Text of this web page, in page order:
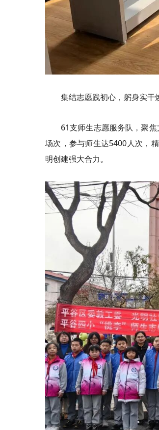
集结志愿践初心，躬身实干
61支师生志愿服务队，聚
场次，参与师生达5400人次，
明创建强大合力。